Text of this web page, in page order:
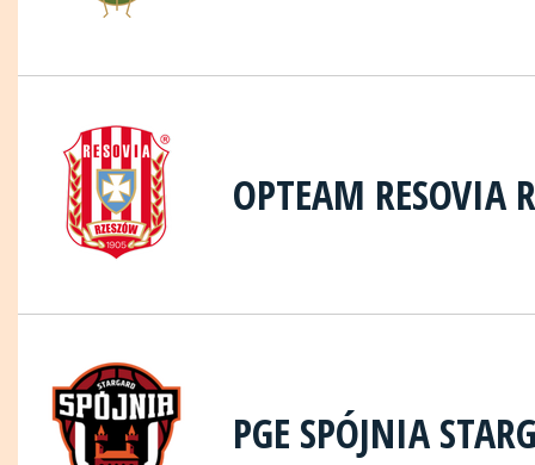
OPTEAM RESOVIA
PGE SPÓJNIA